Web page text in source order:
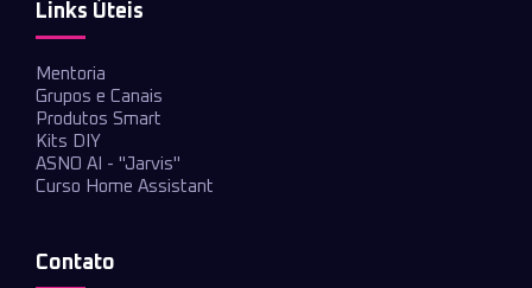
Links Úteis
Mentoria
Grupos e Canais
Produtos Smart
Kits DIY
ASNO AI - "Jarvis"
Curso Home Assistant
Contato